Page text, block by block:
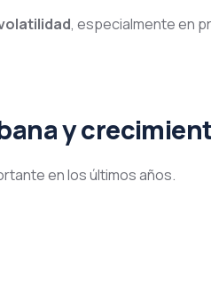
, especialmente en
y
en los últimos años.